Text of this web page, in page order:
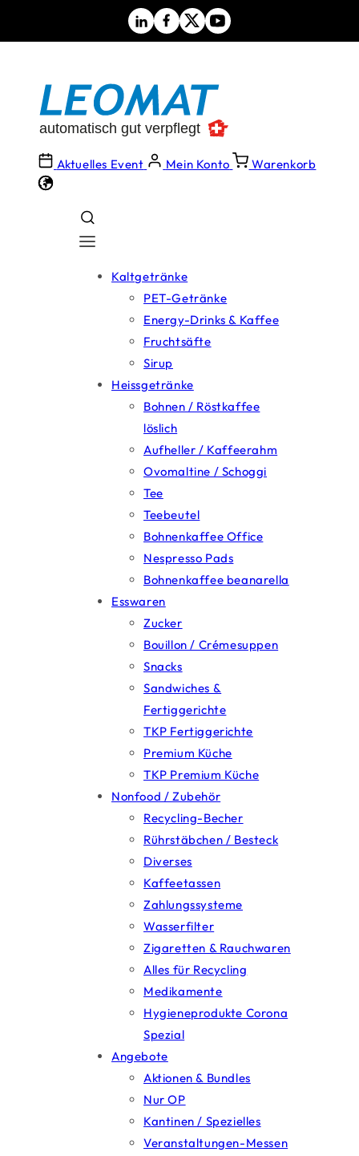
Aktuelles Event Mein Konto Warenkorb
Kaltgetränke
PET-Getränke
Energy-Drinks & Kaffee
Fruchtsäfte
Sirup
Heissgetränke
Bohnen / Röstkaffee
löslich
Aufheller / Kaffeerahm
Ovomaltine / Schoggi
Tee
Teebeutel
Bohnenkaffee Office
Nespresso Pads
Bohnenkaffee beanarella
Esswaren
Zucker
Bouillon / Crémesuppen
Snacks
Sandwiches &
Fertiggerichte
TKP Fertiggerichte
Premium Küche
TKP Premium Küche
Nonfood / Zubehör
Recycling-Becher
Rührstäbchen / Besteck
Diverses
Kaffeetassen
Zahlungssysteme
Wasserfilter
Zigaretten & Rauchwaren
Alles für Recycling
Medikamente
Hygieneprodukte Corona
Spezial
Angebote
Aktionen & Bundles
Nur OP
Kantinen / Spezielles
Veranstaltungen-Messen